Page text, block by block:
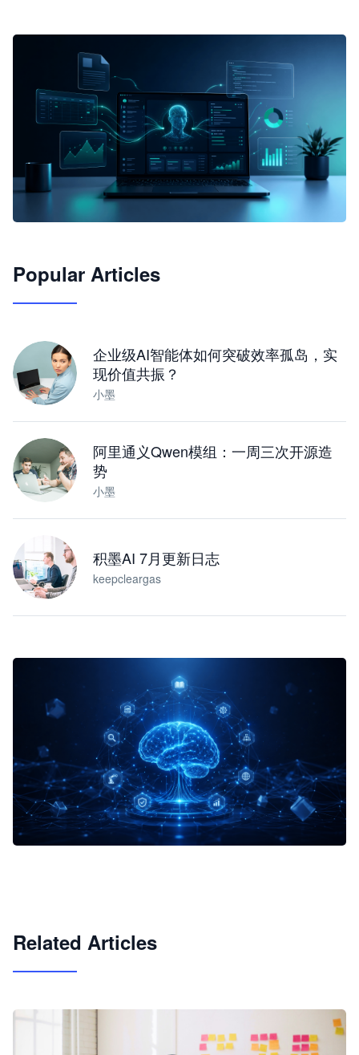
JimoClaw 桌面 AI Agent 工作台
Popular Articles
企业级AI智能体如何突破效率孤岛，实
现价值共振？
小墨
阿里通义Qwen模组：一周三次开源造
势
小墨
积墨AI 7月更新日志
keepcleargas
Related Articles